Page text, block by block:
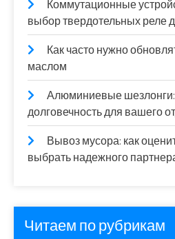
Коммутационные
выбор твердотельных реле
Как часто нужно
маслом
Алюминиевые шезлонги:
долговечность для вашего
Вывоз мусора: как
выбрать надежного
Читаем по рубрикам